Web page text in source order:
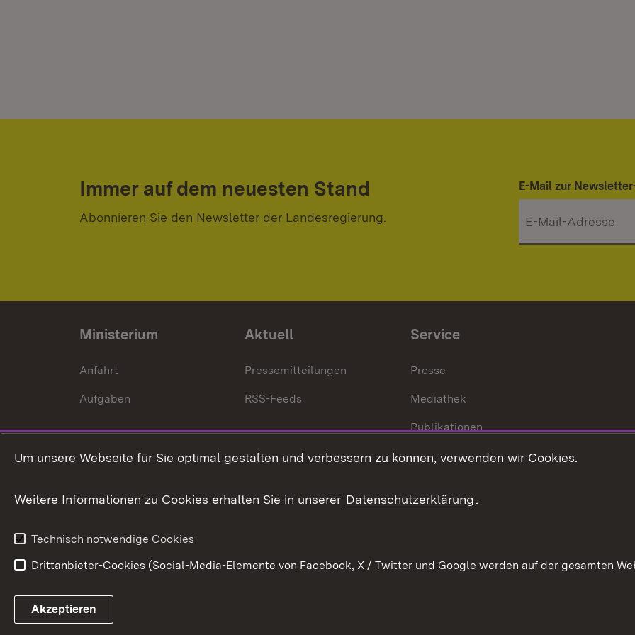
Immer auf dem neuesten Stand
Abonnieren Sie den Newsletter der Landesregierung.
E-Mail zur
Ministerium
Anfahrt
Aufgaben
Aktuell
Pressemitteilungen
RSS-Feeds
Service
Presse
Mediathek
Publikationen
Stellen und Ausbildung
Verkehrsinformationen
Link zum Landesportal
Um unsere Webseite für Sie optimal gestalten und verbessern zu können, verwenden wir Cookies.
Weitere Informationen zu Cookies erhalten Sie in unserer Datenschutzerklärung.
Technisch notwendige Cookies
Drittanbieter-Cookies (Social-Media-Elemente von Facebook, X / Twitter und Google werden auf der gesamten
Akzeptieren